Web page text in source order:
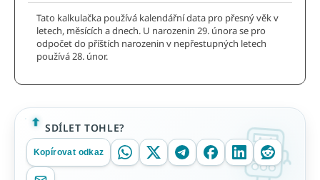
Tato kalkulačka používá kalendářní data pro přesný věk v
letech, měsících a dnech. U narozenin 29. února se pro
odpočet do příštích narozenin v nepřestupných letech
používá 28. únor.
SDÍLET TOHLE?
Kopírovat odkaz